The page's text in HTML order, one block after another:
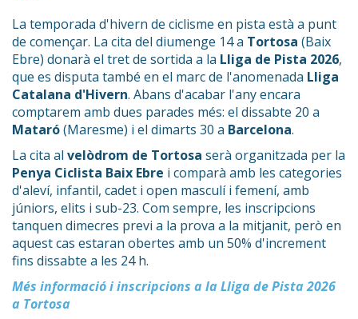
La temporada d'hivern de ciclisme en pista està a punt
de començar. La cita del diumenge 14 a Tortosa (Baix
Ebre) donarà el tret de sortida a la Lliga de Pista 2026,
que es disputa també en el marc de l'anomenada Lliga
Catalana d'Hivern. Abans d'acabar l'any encara
comptarem amb dues parades més: el dissabte 20 a
Mataró(Maresme) i el dimarts 30 a Barcelona.
La cita al velòdrom de Tortosa serà organitzada per la
Penya Ciclista Baix Ebre i comparà amb les categories
d'aleví, infantil, cadet i open masculí i femení, amb
júniors, elits i sub-23. Com sempre, les inscripcions
tanquen dimecres previ a la prova a la mitjanit, però en
aquest cas estaran obertes amb un 50% d'increment
fins dissabte a les 24 h.
Més informació i inscripcions a la Lliga de Pista 2026
a Tortosa